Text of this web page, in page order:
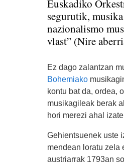
Euskadiko
segurutik,
nazionalismo
vlast” (Nire
Ez dago zalantzan
Bohemiako
kontu bat da, ordea,
musikagileak berak
hori merezi ahal
Gehientsuenek uste
mendean loratu zela
austriarrak 1793an